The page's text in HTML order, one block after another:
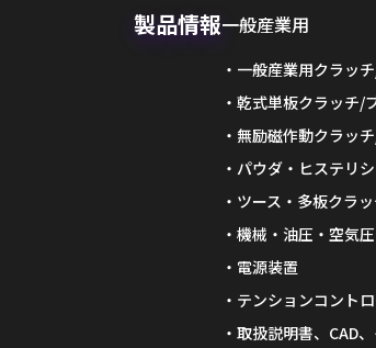
製品情報一般産業用
一般産業用クラッ
乾式単板クラッチ/
無励磁作動クラッ
パウダ・ヒステリ
ツース・多板クラ
機械・油圧・空気
電源装置
テンションコント
取扱説明書、CAD